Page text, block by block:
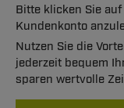
Bitte klicken Sie
Kundenkonto
Nutzen Sie die
jederzeit bequem
sparen wertvolle